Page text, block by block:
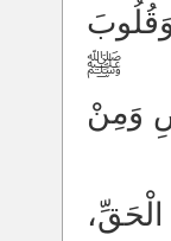
ﷺ
وَمِنْ